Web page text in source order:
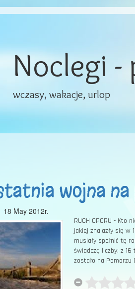
Noclegi -
wczasy, wakacje, urlop
wojna na
18 May 2012r.
RUCH OPORU - Kto
jakiej znalazły się w
musiały spełnić tę
świadczą liczby: z
zostało na Pomorzu